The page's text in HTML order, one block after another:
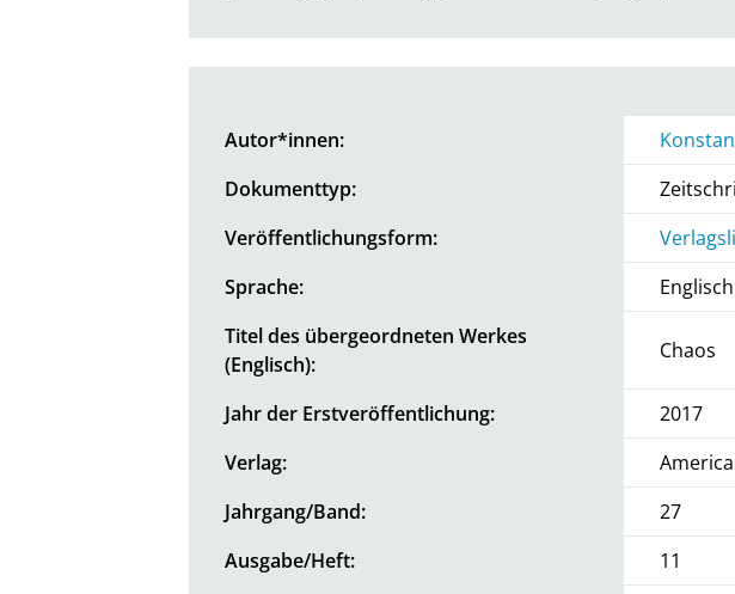
Autor*innen:
Dokumenttyp:
Veröffentlichungsform:
Sprache:
Englisch
Titel des übergeordneten Werkes
(Englisch):
Chaos
Jahr der Erstveröffentlichung:
2017
Verlag:
Jahrgang/Band:
27
Ausgabe/Heft:
11